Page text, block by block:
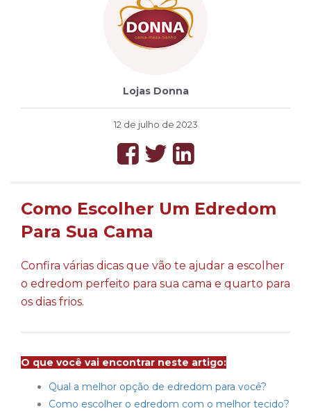
Lojas Donna
12 de julho de 2023
Como Escolher Um Edredom
Para Sua Cama
Confira várias dicas que vão te ajudar a escolher
o edredom perfeito para sua cama e quarto para
os dias frios.
O que você vai encontrar neste artigo:
Qual a melhor opção de edredom para você?
Como escolher o edredom com o melhor tecido?